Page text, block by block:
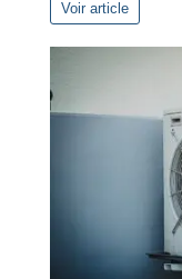
Voir article